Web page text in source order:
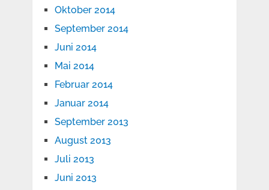
Oktober 2014
September 2014
Juni 2014
Mai 2014
Februar 2014
Januar 2014
September 2013
August 2013
Juli 2013
Juni 2013